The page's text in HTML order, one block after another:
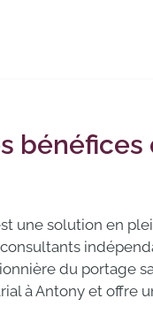
une solution en
du portage
à Antony et offre